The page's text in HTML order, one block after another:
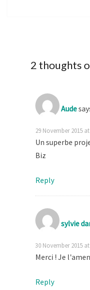
2 thoughts
Aude
29 November 2015
Un superbe
Biz
Reply
sylvie
30 November 2015
Merci ! Je
Reply